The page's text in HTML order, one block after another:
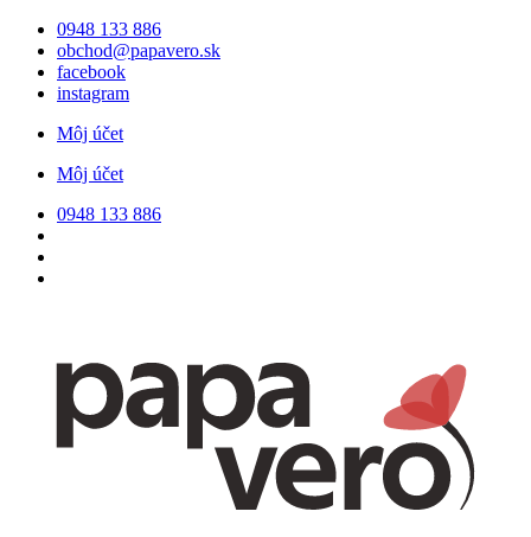
Preskočiť
obsah
0948 133 886
obchod@papavero.sk
facebook
instagram
Môj účet
Môj účet
0948 133 886